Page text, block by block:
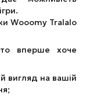
Wooomy Tralalo
вперше хоче
вигляд на вашій